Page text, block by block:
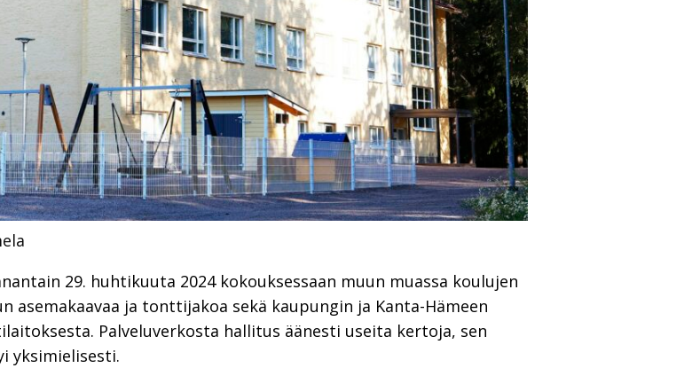
29. huhtikuuta 2024 kokouksessaan muun muassa koulujen
asemakaavaa ja tonttijakoa sekä kaupungin ja Kanta-Hämeen
Palveluverkosta hallitus äänesti useita kertoja, sen
yksimielisesti.